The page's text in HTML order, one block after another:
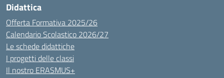
Didattica
Offerta Formativa 2025/26
Calendario Scolastico 2026/27
Le schede didattiche
I progetti delle classi
Il nostro ERASMUS+